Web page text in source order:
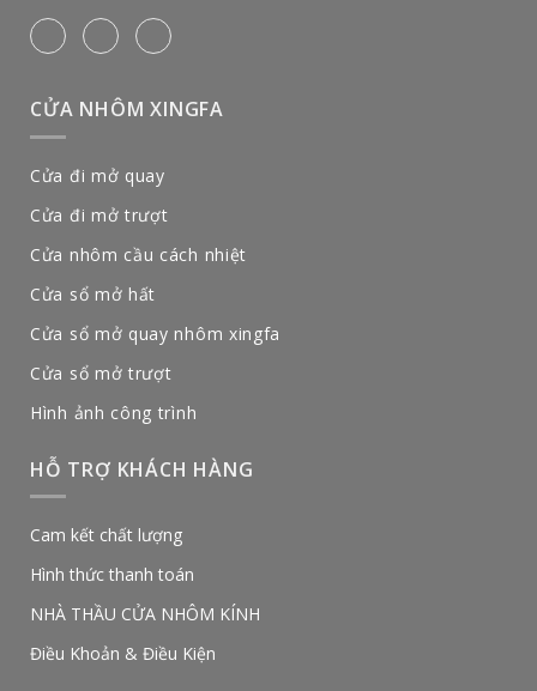
CỬA NHÔM XINGFA
Cửa đi mở quay
Cửa đi mở trượt
Cửa nhôm cầu cách nhiệt
Cửa sổ mở hất
Cửa sổ mở quay nhôm xingfa
Cửa sổ mở trượt
Hình ảnh công trình
HỖ TRỢ KHÁCH HÀNG
Cam kết chất lượng
Hình thức thanh toán
NHÀ THẦU CỬA NHÔM KÍNH
Điều Khoản & Điều Kiện